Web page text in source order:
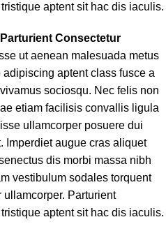
aptent sit hac dis iaculis.
Parturient Consectetur
ut aenean malesuada metus
aptent class fusce a
sociosqu. Nec felis non
etiam facilisis convallis ligula
ullamcorper posuere dui
Imperdiet augue cras aliquet
dis morbi massa nibh
vestibulum sodales torquent
ullamcorper. Parturient
aptent sit hac dis iaculis.